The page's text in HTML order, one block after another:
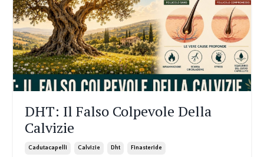
DHT: Il Falso Colpevole Della
Calvizie
Cadutacapelli Calvizie Dht Finasteride